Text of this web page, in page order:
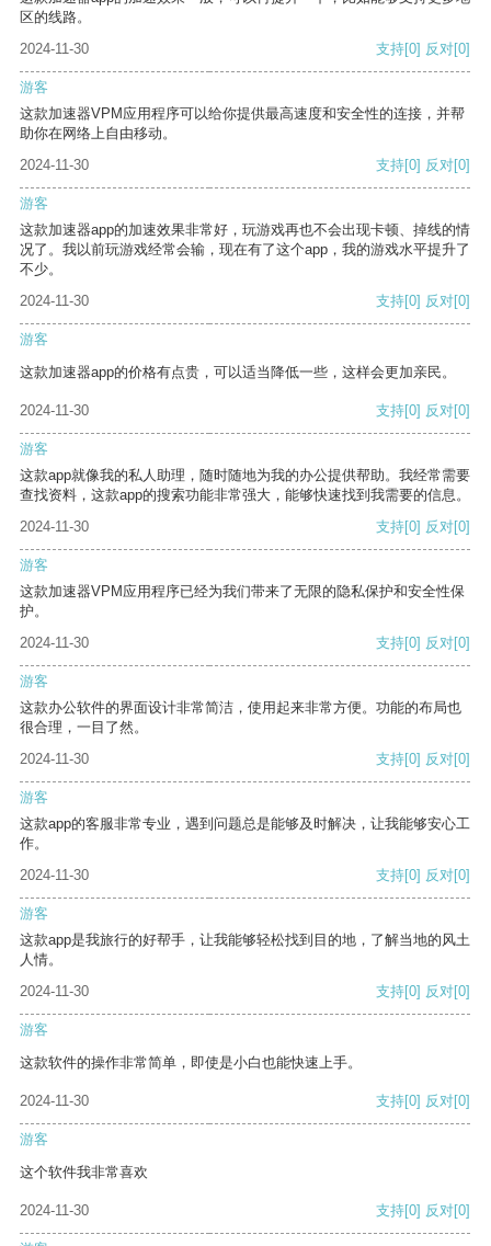
区的线路。
2024-11-30
支持[0] 反对[0]
游客
这款加速器VPM应用程序可以给你提供最高速度和安全性的连接，并帮
助你在网络上自由移动。
2024-11-30
支持[0] 反对[0]
游客
这款加速器app的加速效果非常好，玩游戏再也不会出现卡顿、掉线的情
况了。我以前玩游戏经常会输，现在有了这个app，我的游戏水平提升了
不少。
2024-11-30
支持[0] 反对[0]
游客
这款加速器app的价格有点贵，可以适当降低一些，这样会更加亲民。
2024-11-30 支持[0] 反对[0]
游客
这款app就像我的私人助理，随时随地为我的办公提供帮助。我经常需要
查找资料，这款app的搜索功能非常强大，能够快速找到我需要的信息。
2024-11-30
支持[0] 反对[0]
游客
这款加速器VPM应用程序已经为我们带来了无限的隐私保护和安全性保
护。
2024-11-30
支持[0] 反对[0]
游客
这款办公软件的界面设计非常简洁，使用起来非常方便。功能的布局也
很合理，一目了然。
2024-11-30
支持[0] 反对[0]
游客
这款app的客服非常专业，遇到问题总是能够及时解决，让我能够安心工
作。
2024-11-30
支持[0] 反对[0]
游客
这款app是我旅行的好帮手，让我能够轻松找到目的地，了解当地的风土
人情。
2024-11-30
支持[0] 反对[0]
游客
这款软件的操作非常简单，即使是小白也能快速上手。
2024-11-30 支持[0] 反对[0]
游客
这个软件我非常喜欢
2024-11-30 支持[0] 反对[0]